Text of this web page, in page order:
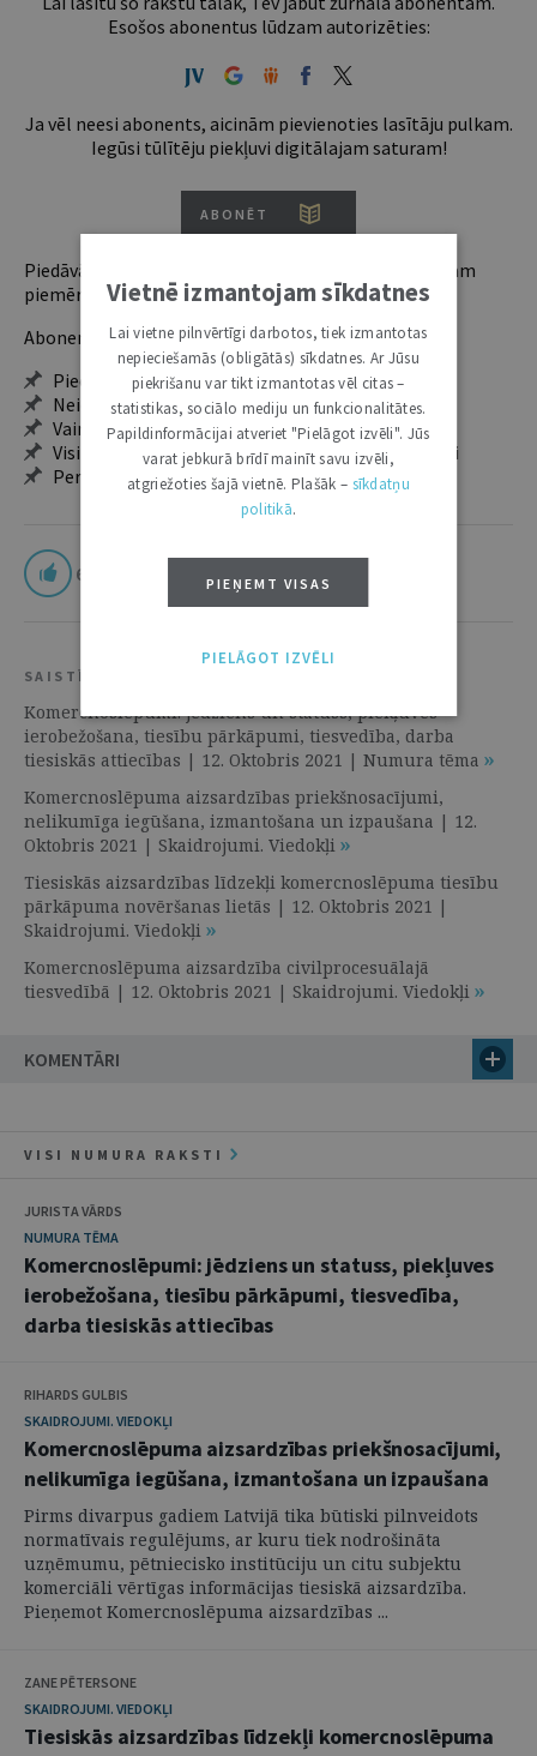
Esošos abonentus lūdzam autorizēties:
Ja vēl neesi abonents, aicinām pievienoties lasītāju pulkam.
Iegūsi tūlītēju piekļuvi digitālajam saturam!
ABONĒT
Piedāvājam trīs abonementu veidus. Vienam lietotājam
piemērotākais ir "Mazais" (3, 6 un 12 mēnešiem).
Abonentu ieguvumi:
Pieeja jaunākajam izdevumam
Neierobežota pieeja arhīvam – 24 h/7 d.
Vairāk nekā 18 000 rakstu un 2000 autoru
Visi tematiskie numuri un ikgadējie grāmatžurnāli
Personalizētās iespējas – piezīmes, citāti, mapes
6
SAISTĪTIE RESURSI
Komercnoslēpumi: jēdziens un statuss, piekļuves
ierobežošana, tiesību pārkāpumi, tiesvedība, darba
tiesiskās attiecības | 12. Oktobris 2021 | Numura tēma
Komercnoslēpuma aizsardzības priekšnosacījumi,
nelikumīga iegūšana, izmantošana un izpaušana | 12.
Oktobris 2021 | Skaidrojumi. Viedokļi
Tiesiskās aizsardzības līdzekļi komercnoslēpuma tiesību
pārkāpuma novēršanas lietās | 12. Oktobris 2021 |
Skaidrojumi. Viedokļi
Komercnoslēpuma aizsardzība civilprocesuālajā
tiesvedībā | 12. Oktobris 2021 | Skaidrojumi. Viedokļi
KOMENTĀRI
VISI NUMURA RAKSTI
JURISTA VĀRDS
NUMURA TĒMA
Komercnoslēpumi: jēdziens un statuss, piekļuves
ierobežošana, tiesību pārkāpumi, tiesvedība,
darba tiesiskās attiecības
RIHARDS GULBIS
SKAIDROJUMI. VIEDOKĻI
Komercnoslēpuma aizsardzības priekšnosacījumi,
nelikumīga iegūšana, izmantošana un izpaušana
Pirms divarpus gadiem Latvijā tika būtiski pilnveidots
normatīvais regulējums, ar kuru tiek nodrošināta
uzņēmumu, pētniecisko institūciju un citu subjektu
komerciāli vērtīgas informācijas tiesiskā aizsardzība.
Pieņemot Komercnoslēpuma aizsardzības ...
ZANE PĒTERSONE
SKAIDROJUMI. VIEDOKĻI
Tiesiskās aizsardzības līdzekļi komercnoslēpuma
Vietnē izmantojam sīkdatnes
Lai vietne pilnvērtīgi darbotos, tiek izmantotas
nepieciešamās (obligātās) sīkdatnes. Ar Jūsu
piekrišanu var tikt izmantotas vēl citas –
statistikas, sociālo mediju un funkcionalitātes.
Papildinformācijai atveriet "Pielāgot izvēli". Jūs
varat jebkurā brīdī mainīt savu izvēli,
atgriežoties šajā vietnē. Plašāk – sīkdatņu
politikā.
PIEŅEMT VISAS
PIELĀGOT IZVĒLI